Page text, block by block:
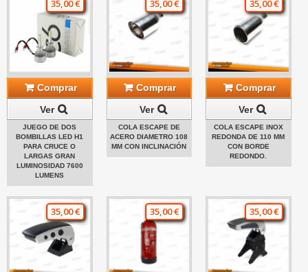
35,00 €
Comprar
Ver
JUEGO DE DOS
BOMBILLAS LED H1
PARA CRUCE O
LARGAS GRAN
LUMINOSIDAD 7600
LUMENS
35,00 €
Comprar
Ver
COLA ESCAPE DE
ACERO DIAMETRO 108
MM CON INCLINACIÓN
35,00 €
Comprar
Ver
COLA ESCAPE INOX
REDONDA DE 110 MM
CON BORDE
REDONDO.
35,00 € 35,00 € 35,00 €